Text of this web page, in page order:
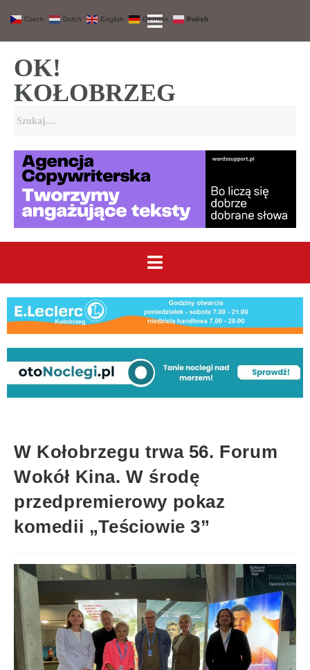
OK!
KOŁOBRZEG
W Kołobrzegu trwa 56. Forum
Wokół Kina. W środę
przedpremierowy pokaz
komedii „Teściowie 3”
Czech Dutch English German Polish